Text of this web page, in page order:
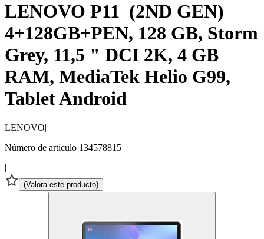
LENOVO P11 (2ND GEN)
4+128GB+PEN, 128 GB, Storm
Grey, 11,5 " DCI 2K, 4 GB
RAM, MediaTek Helio G99,
Tablet Android
LENOVO|
Número de artículo 134578815
|
(Valora este producto)